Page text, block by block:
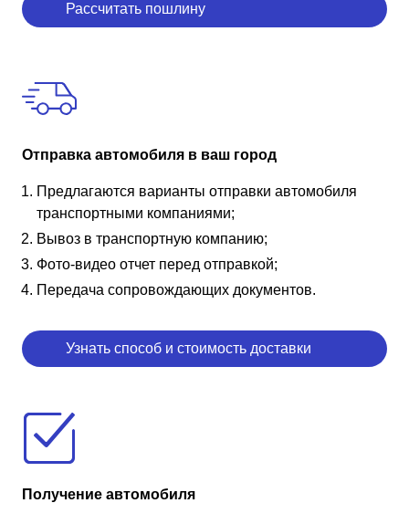
Рассчитать пошлину
Отправка автомобиля в ваш город
Предлагаются варианты отправки автомобиля
транспортными компаниями;
Вывоз в транспортную компанию;
Фото-видео отчет перед отправкой;
Передача сопровождающих документов.
Узнать способ и стоимость доставки
Получение автомобиля